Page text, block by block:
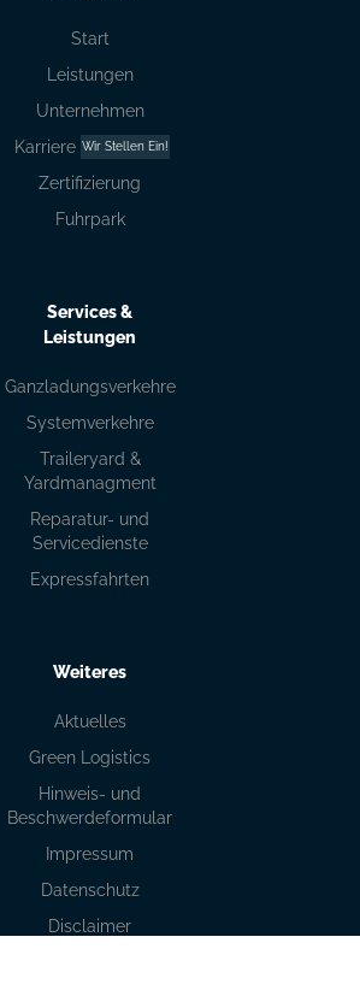
Start
Leistungen
Unternehmen
Wir Stellen Ein!
Karriere
Zertifizierung
Fuhrpark
Services &
Leistungen
Ganzladungsverkehre
Systemverkehre
Traileryard &
Yardmanagment
Reparatur- und
Servicedienste
Expressfahrten
Weiteres
Aktuelles
Green Logistics
Hinweis- und
Beschwerdeformular
Impressum
Datenschutz
Disclaimer